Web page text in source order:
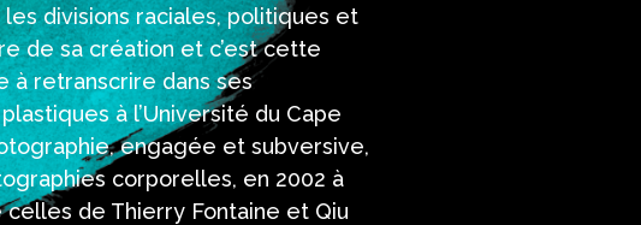
divisions raciales, politiques et
de sa création et c’est cette
à retranscrire dans ses
à l’Université du Cape
engagée et subversive,
corporelles, en 2002 à
de Thierry Fontaine et Qiu